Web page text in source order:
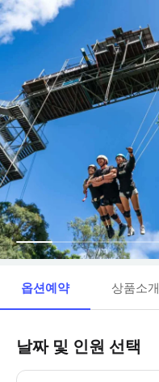
옵션예약 상품소개
날짜 및 인원 선택